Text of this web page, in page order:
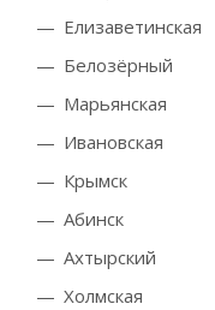
Елизаветинская
Белозёрный
Марьянская
Ивановская
Крымск
Абинск
Ахтырский
Холмская